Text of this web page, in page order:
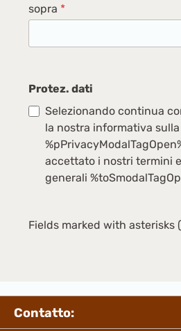
sopra *
Protez. dati
Selezionando continua
la nostra informativa
accettato i nostri termini
generali
Fields marked with asterisks
Contatto: